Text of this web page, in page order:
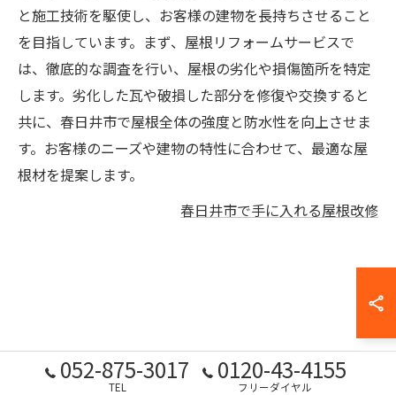
と施工技術を駆使し、お客様の建物を長持ちさせること
を目指しています。まず、屋根リフォームサービスで
は、徹底的な調査を行い、屋根の劣化や損傷箇所を特定
します。劣化した瓦や破損した部分を修復や交換すると
共に、春日井市で屋根全体の強度と防水性を向上させま
す。お客様のニーズや建物の特性に合わせて、最適な屋
根材を提案します。
春日井市で手に入れる屋根改修
052-875-3017
TEL
0120-43-4155
フリーダイヤル